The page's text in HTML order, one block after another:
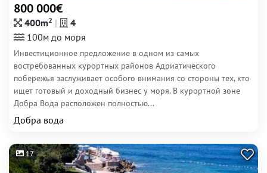
800 000€
400m2
4
100м до моря
Инвестиционное предложение в одном из самых
востребованных курортных районов Адриатического
побережья заслуживает особого внимания со стороны тех, кто
ищет готовый и доходный бизнес у моря. В курортной зоне
Добра Вода расположен полностью...
Добра вода
17